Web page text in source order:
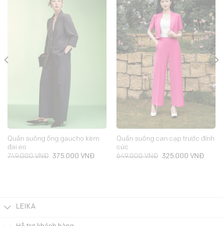
Quần suông ống gaucho kèm
đai eo
749.000VNĐ
Giá
375.000 VNĐGiá
Quần suông can cạp trước đính
cúc
649.000VNĐ
Giá
325.000 VNĐGiá
LEIKA